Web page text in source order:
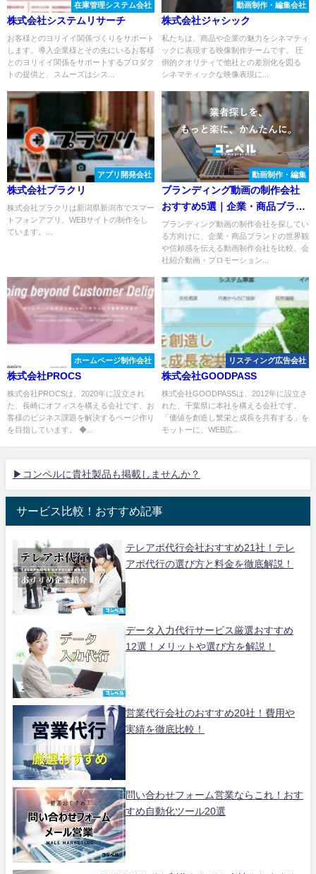
在庫管理システム会社
株式会社システムリサーチ
お客様とのヨリイイ関係づくりをサポート
します。導入企業様とその先にいるお客様
とのヨリイイ関係をサポートするプロダク
トの提供と、スムーズはシス...
動画制作・編集会社
株式会社ジャシック
私たちは、商品や企業の魅力をシネマティ
ックに表現する映像制作チームです。 圧
倒的クオリティで他社との差別化を図る
シネマティックな映像表現に...
アプリ開発会社
株式会社プラクリ
株式会社プラクリは新潟県新潟市でスマー
トフォンアプリ、WEBサイトの制作をし
ています。...
動画制作・編集
ブランディング動画の制作会社
おすすめ5選｜企業・商品ブラン
ドの世界観を伝える会社を比較
ブランディング動画の制作会社を探してい
る方向けに、企業・商品ブランドの世界観
や信頼感を伝える動画制作会社を比較。会
社紹介動画・プロモーション...
ホームページ制作会社
株式会社PROCS
株式会社PROCSは、2020年に設立され
た、長崎にオフィスを構える会社です。お
客様のビジネス課題を解決するページ作り
を目指しています。 ◆...
リスティング広告会社
株式会社GOODPASS
株式会社GOODPASSは、2012年に設立さ
れた、千葉県に本社を構える会社です。
「価値を創造し繁栄と成長を共有する」を
モットーに、WEB広...
▶コンペルに貴社製品も掲載しませんか？
サービス比較！おすすめ記事
テレアポ代行会社おすすめ21社！テレ
アポ代行の選び方と料金を徹底解説！
データ入力代行サービス厳選おすすめ
12選！メリットや選び方を解説！
営業代行会社のおすすめ20社！費用や
実績を徹底比較！
問い合わせフォーム営業ならこれ！おす
すめ自動化ツール20選